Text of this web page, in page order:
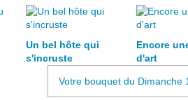
Un bel hôte qui
s'incruste
Encore
d'art
Votre bouquet du Dimanche